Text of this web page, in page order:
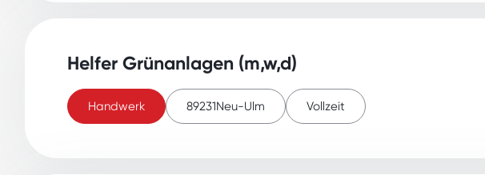
Helfer Grünanlagen (m,w,d)
Handwerk 89231Neu-Ulm Vollzeit